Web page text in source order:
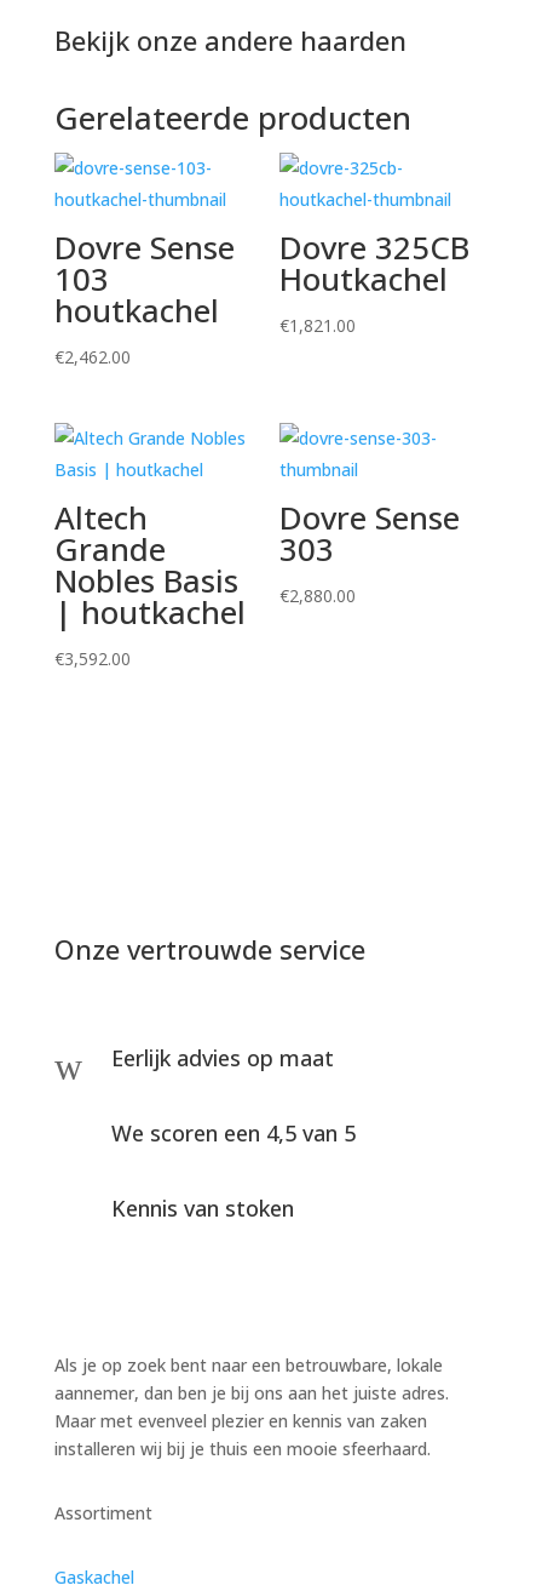
Bekijk onze andere haarden
Gerelateerde producten
Dovre Sense
103
houtkachel
€2,462.00
Dovre 325CB
Houtkachel
€1,821.00
Altech
Grande
Nobles Basis
| houtkachel
€3,592.00
Dovre Sense
303
€2,880.00
Onze vertrouwde service
w Eerlijk advies op maat
We scoren een 4,5 van 5
Kennis van stoken
Als je op zoek bent naar een betrouwbare, lokale
aannemer, dan ben je bij ons aan het juiste adres.
Maar met evenveel plezier en kennis van zaken
installeren wij bij je thuis een mooie sfeerhaard.
Assortiment
Gaskachel